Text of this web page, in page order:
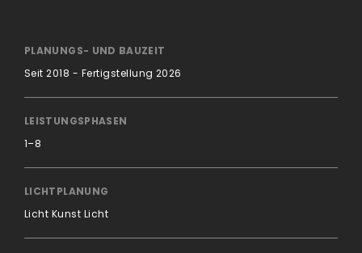
PLANUNGS- UND BAUZEIT
Seit 2018 - Fertigstellung 2026
LEISTUNGSPHASEN
1–8
LICHTPLANUNG
Licht Kunst Licht